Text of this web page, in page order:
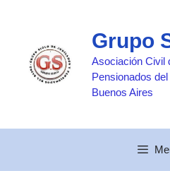
contenido
Grupo
Asociación Civil
Pensionados
Buenos Aires